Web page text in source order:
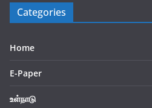
Categories
Home
E-Paper
உள்நாடு